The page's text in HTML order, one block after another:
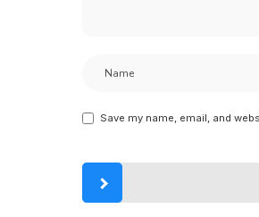
Save my name, email, and